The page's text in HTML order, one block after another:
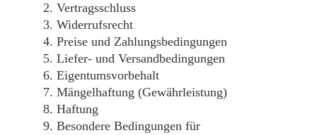
Vertragsschluss
Widerrufsrecht
Preise und Zahlungsbedingungen
Liefer- und Versandbedingungen
Eigentumsvorbehalt
Mängelhaftung (Gewährleistung)
Haftung
Besondere Bedingungen für